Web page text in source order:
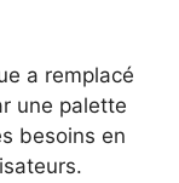
a remplacé
une palette
besoins en